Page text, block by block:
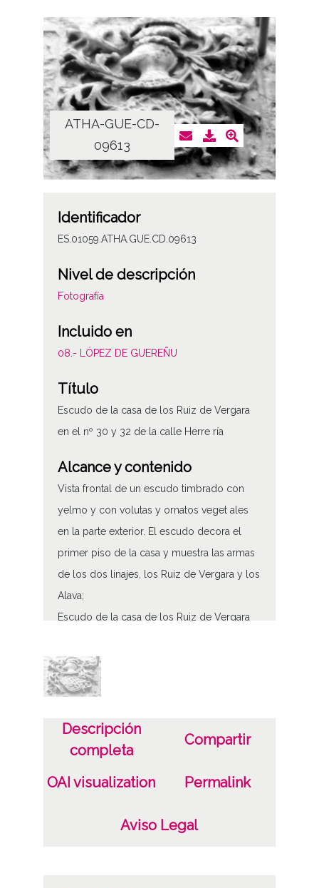
ATHA-GUE-CD-
09613
Identificador
ES.01059.ATHA.GUE.CD.09613
Nivel de descripción
Fotografía
Incluido en
08.- LÓPEZ DE GUEREÑU
Título
Escudo de la casa de los Ruiz de Vergara
en el nº 30 y 32 de la calle Herre ría
Alcance y contenido
Vista frontal de un escudo timbrado con
yelmo y con volutas y ornatos veget ales
en la parte exterior. El escudo decora el
primer piso de la casa y muestra las armas
de los dos linajes, los Ruiz de Vergara y los
Alava;
Escudo de la casa de los Ruiz de Vergara
Tipo de contenido
Fotográfico
Características del soporte
Tipo de imagen: Positivos Imagen Final:
Plata;
Descripción
completa
Compartir
OAI visualization Permalink
Aviso Legal